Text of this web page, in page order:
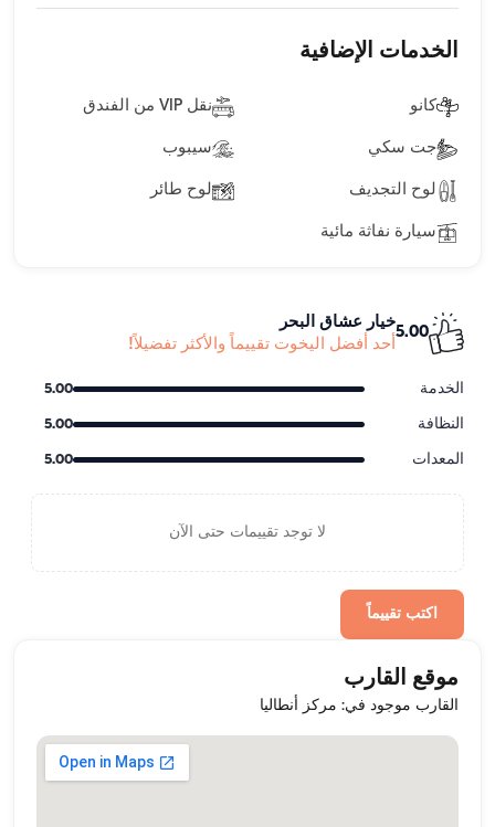
الخدمات الإضافية
كانو نقل VIP من الفندق
جت سكي سيبوب
لوح التجديف لوح طائر
سيارة نفاثة مائية
5.00
خيار عشاق البحر
أحد أفضل اليخوت تقييماً والأكثر تفضيلاً!
الخدمة 5.00
النظافة 5.00
المعدات 5.00
لا توجد تقييمات حتى الآن
اكتب تقييماً
موقع القارب
القارب موجود في: مركز أنطاليا